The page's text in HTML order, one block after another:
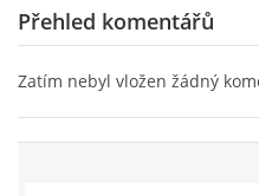
POHYBOVÉ AKTIVITY NA
VZDĚLÁVACÍ PLÁN OD ZÁŘÍ
Přehled komentářů
Zatím nebyl vložen žádný